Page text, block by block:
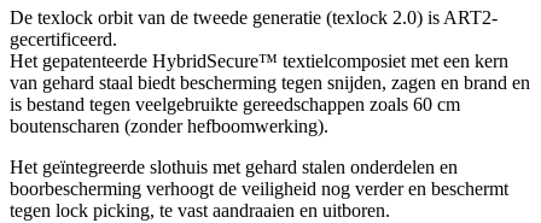
De texlock orbit van de tweede generatie (texlock 2.0) is ART2-
gecertificeerd.
Het gepatenteerde HybridSecure™ textielcomposiet met een kern
van gehard staal biedt bescherming tegen snijden, zagen en brand en
is bestand tegen veelgebruikte gereedschappen zoals 60 cm
boutenscharen (zonder hefboomwerking).
Het geïntegreerde slothuis met gehard stalen onderdelen en
boorbescherming verhoogt de veiligheid nog verder en beschermt
tegen lock picking, te vast aandraaien en uitboren.